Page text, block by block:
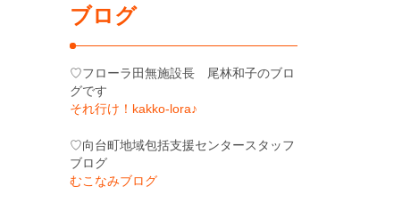
ブログ
♡フローラ田無施設長 尾林和子のブロ
グです
それ行け！kakko-lora♪
♡向台町地域包括支援センタースタッフ
ブログ
むこなみブログ